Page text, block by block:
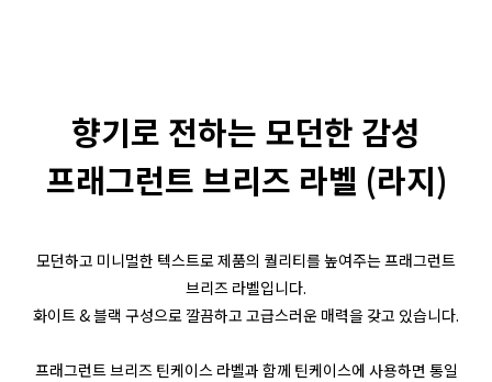
향기로 전하는 모던한 감성
프래그런트 브리즈 라벨 (라지)
모던하고 미니멀한 텍스트로 제품의 퀄리티를 높여주는 프래그런트
브리즈 라벨입니다.
화이트 & 블랙 구성으로 깔끔하고 고급스러운 매력을 갖고 있습니다.
프래그런트 브리즈 틴케이스 라벨과 함께 틴케이스에 사용하면 통일